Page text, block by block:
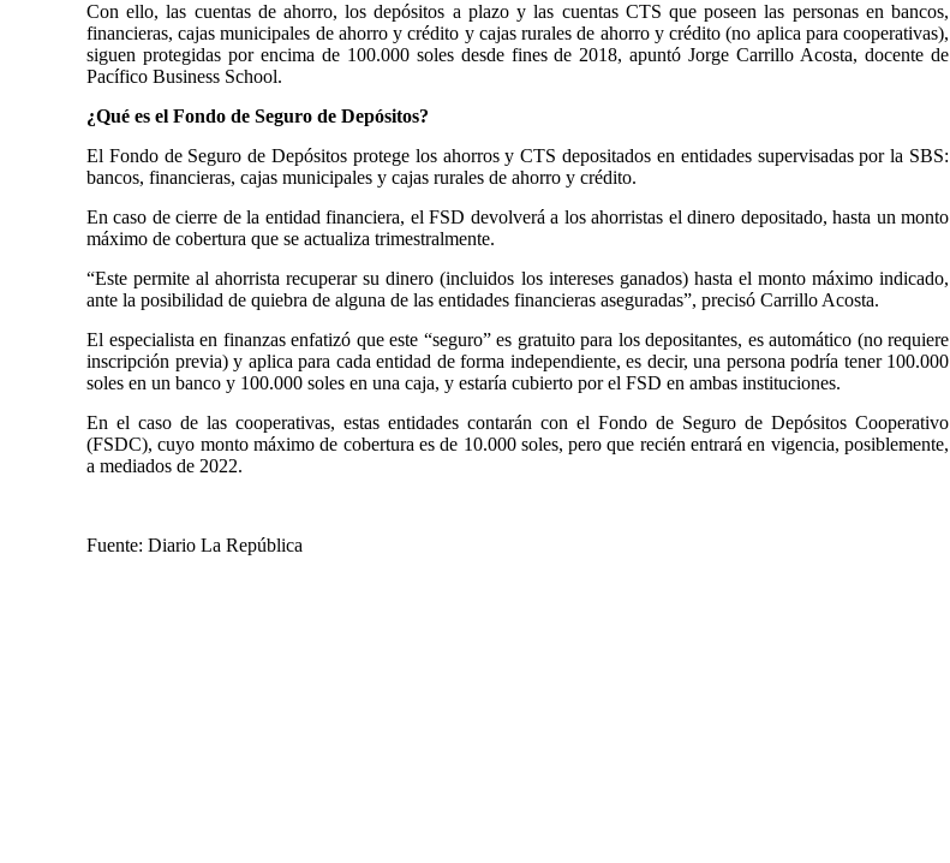
Con ello, las cuentas de ahorro, los depósitos a plazo y las cuentas CTS que poseen las personas en bancos,
financieras, cajas municipales de ahorro y crédito y cajas rurales de ahorro y crédito (no aplica para cooperativas),
siguen protegidas por encima de 100.000 soles desde fines de 2018, apuntó Jorge Carrillo Acosta, docente de
Pacífico Business School.
¿Qué es el Fondo de Seguro de Depósitos?
El Fondo de Seguro de Depósitos protege los ahorros y CTS depositados en entidades supervisadas por la SBS:
bancos, financieras, cajas municipales y cajas rurales de ahorro y crédito.
En caso de cierre de la entidad financiera, el FSD devolverá a los ahorristas el dinero depositado, hasta un monto
máximo de cobertura que se actualiza trimestralmente.
“Este permite al ahorrista recuperar su dinero (incluidos los intereses ganados) hasta el monto máximo indicado,
ante la posibilidad de quiebra de alguna de las entidades financieras aseguradas”, precisó Carrillo Acosta.
El especialista en finanzas enfatizó que este “seguro” es gratuito para los depositantes, es automático (no requiere
inscripción previa) y aplica para cada entidad de forma independiente, es decir, una persona podría tener 100.000
soles en un banco y 100.000 soles en una caja, y estaría cubierto por el FSD en ambas instituciones.
En el caso de las cooperativas, estas entidades contarán con el Fondo de Seguro de Depósitos Cooperativo
(FSDC), cuyo monto máximo de cobertura es de 10.000 soles, pero que recién entrará en vigencia, posiblemente,
a mediados de 2022.
Fuente: Diario La República